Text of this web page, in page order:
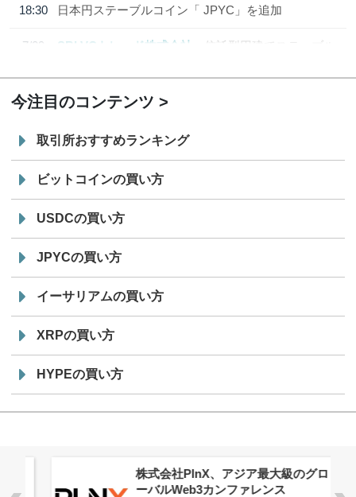
18:30
日本円ステーブルコイン「 JPYC」を追加
7/29
SBI VCトレード株式会社
信託型円建てステーブル
今注目のコンテンツ
取引所おすすめランキング
ビットコインの買い方
USDCの買い方
JPYCの買い方
イーサリアムの買い方
XRPの買い方
HYPEの買い方
株式会社PlnX、アジア最大級のグロ
ーバルWeb3カンファレンス